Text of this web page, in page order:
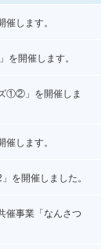
します。
を開催します。
①②」を開催しま
します。
を開催しました。
催事業「なんさつ